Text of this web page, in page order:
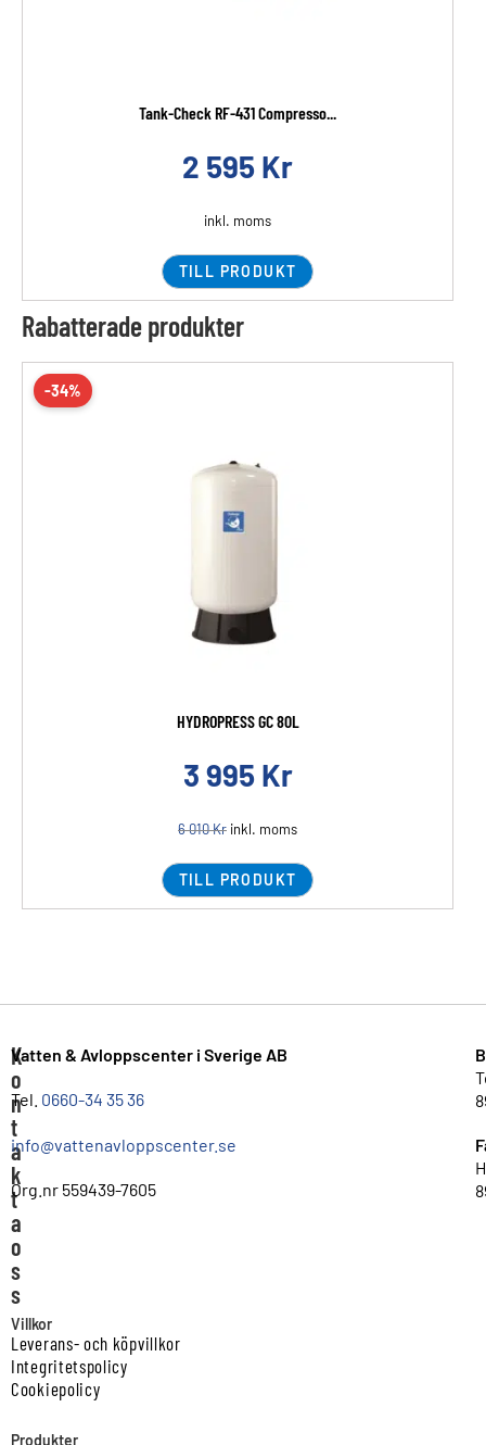
Tank-Check RF-431 Compresso...
2 595 Kr
inkl. moms
TILL PRODUKT
Rabatterade produkter
-34%
HYDROPRESS GC 80L
3 995 Kr
6 010Kr inkl. moms
TILL PRODUKT
K
o
n
t
a
k
t
a
o
s
s
Vatten & Avloppscenter i Sverige AB
Tel. 0660-34 35 36
info@vattenavloppscenter.se
Org.nr 559439-7605
Villkor
Leverans- och köpvillkor
Integritetspolicy
Cookiepolicy
Produkter